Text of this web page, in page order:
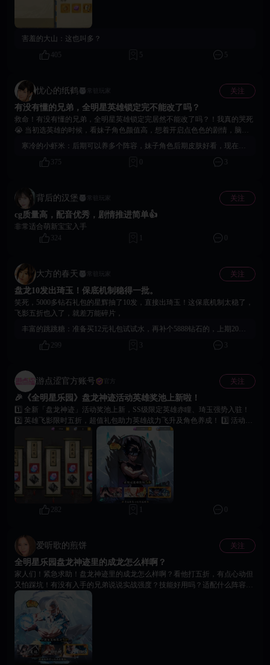
害羞的大山： 这也叫多？
405
5 5
忧心的纸鹤 常驻玩家 关注
有没有懂的兄弟，全明星英雄锁定完不能改了吗？
救命！有没有懂的兄弟，全明星英雄锁定完居然不能改了吗？！我真的哭死
😭 当初选英雄的时候，看妹子角色颜值高，想着开启点色色的剧情，脑子
一热就锁定了。结果现在推图推不动了，才发现另外五折的强度这么猛，清
场能力一绝，悔得我肠子都青了！为啥要搞锁定不能改啊，官方能不能出个
解锁功能啊，我愿意花材料改啊！
寒冷的小虾米： 后期可以养多个阵容，妹子角色后期皮肤好看，现在留着收藏也不错啊
375
背后的汉堡 常驻玩家 关注
cg质量高，配音优秀，剧情推进简单👍
非常适合萌新宝宝入手
324
大方的春天 常驻玩家 关注
盘龙10发出琦玉！保底机制稳得一批。
笑死，5000多钻石礼包的星辉抽了10发，直接出琦玉！这保底机制太稳了，
飞影五折也入了，就差万能碎片，
丰富的跳跳糖： 准备买12元礼包试试水，再补个5888钻石的，上期20抽出的SS，这周有点衰了
299
游点涩官方账号 官方 关注
🎉《全明星乐园》盘龙神迹活动英雄奖池上新啦！
1️⃣ 全新「盘龙神迹」活动奖池上新，SS级限定英雄赤瞳、琦玉强势入驻！
2️⃣ 英雄飞影限时五折，超值礼包助力英雄战力飞升及角色养成！ 3️⃣ 活动期
间，七日签到送免费祈愿道具、海量钻石等你领取！ 4️⃣ 祈愿必返「龙魂水
晶」，可换取永恒神枪、兑换SS级色色英雄！ 5️⃣ 登录《全明星乐园》领取
限时专属福利，立即加入限时折扣！ ⏰ 活动时间：11月27日 - 12月3日，立
即加入，开启你的狂欢冒险！🔥
282
爱听歌的煎饼 关注
全明星乐园盘龙神迹里的成龙怎么样啊？
家人们！紧急求助！盘龙神迹里的成龙怎么样啊？看他打五折，有点心动但
又怕踩坑！有没有入手的兄弟说说实战强度？技能好用吗？适配什么阵容？
推图和竞技场能不能上场？五折看着挺香，但要是就怕没那么强，来个大佬
给点建议，值得冲吗？在线等，挺急的！快下线了。